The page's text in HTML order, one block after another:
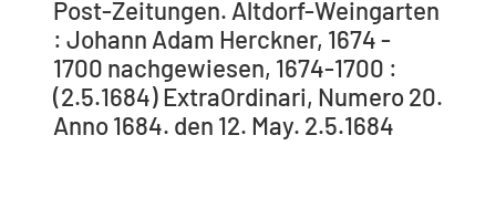
Post-Zeitungen. Altdorf-Weingarten
: Johann Adam Herckner, 1674 -
1700 nachgewiesen, 1674-1700 :
(2.5.1684) ExtraOrdinari, Numero 20.
Anno 1684. den 12. May. 2.5.1684